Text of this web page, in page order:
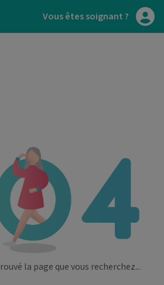
Vous êtes soignant ?
la page que vous recherchez...